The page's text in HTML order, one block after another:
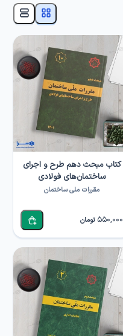
کتاب مبحث دهم طرح و اجرای
ساختمان‌های فولادی
مقررات ملی ساختمان
550,000 تومان